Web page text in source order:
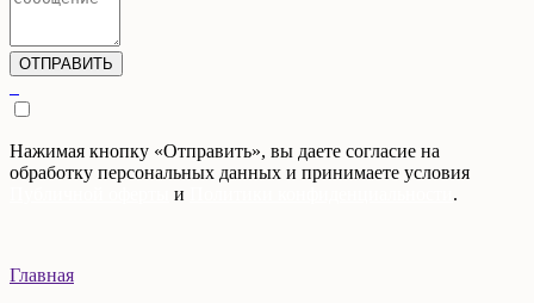
Нажимая кнопку «Отправить», вы даете согласие на
обработку персональных данных и принимаете условия
и .
Главная